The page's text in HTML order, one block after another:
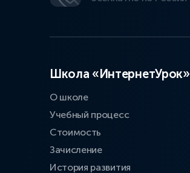
Школа «ИнтернетУрок»
О школе
Учебный процесс
Стоимость
Зачисление
История развития